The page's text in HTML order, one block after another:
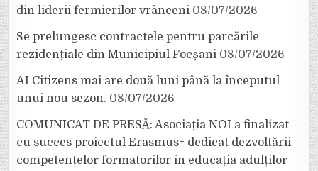
din liderii fermierilor vrânceni 08/07/2026
Se prelungesc contractele pentru parcările
rezidențiale din Municipiul Focșani 08/07/2026
AI Citizens mai are două luni până la începutul
unui nou sezon. 08/07/2026
COMUNICAT DE PRESĂ: Asociația NOI a finalizat
cu succes proiectul Erasmus+ dedicat dezvoltării
competențelor formatorilor în educația adulților